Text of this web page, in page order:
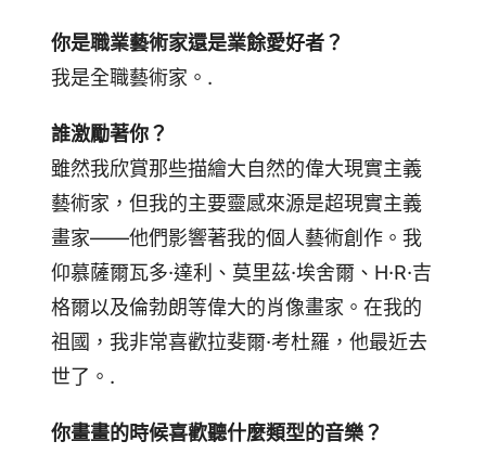
你是職業藝術家還是業餘愛好者？
我是全職藝術家。.
誰激勵著你？
雖然我欣賞那些描繪大自然的偉大現實主義
藝術家，但我的主要靈感來源是超現實主義
畫家——他們影響著我的個人藝術創作。我
仰慕薩爾瓦多·達利、莫里茲·埃舍爾、H·R·吉
格爾以及倫勃朗等偉大的肖像畫家。在我的
祖國，我非常喜歡拉斐爾·考杜羅，他最近去
世了。.
你畫畫的時候喜歡聽什麼類型的音樂？